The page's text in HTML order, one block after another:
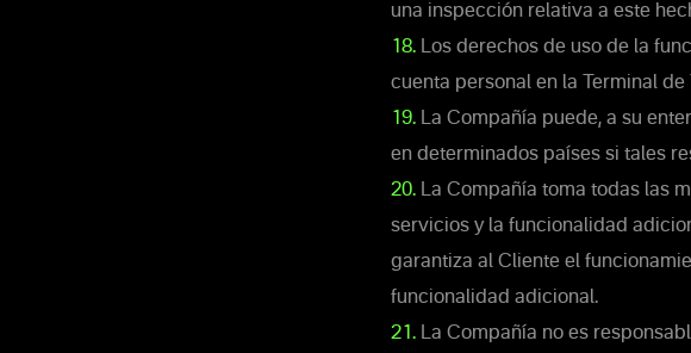
una inspección relativa a este
18. Los derechos de uso de la
cuenta personal en la Terminal de
19. La Compañía puede, a su
en determinados países si tales
20. La Compañía toma todas las
servicios y la funcionalidad
garantiza al Cliente el
funcionalidad adicional.
21. La Compañía no es